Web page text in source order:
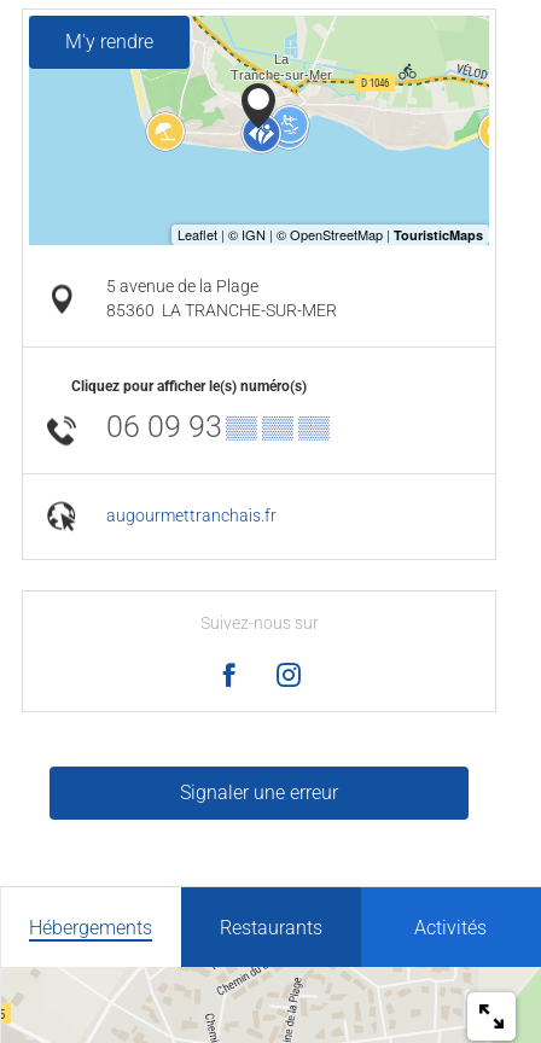
M'y rendre
5 avenue de la Plage
85360 LA TRANCHE-SUR-MER
Cliquez pour afficher le(s) numéro(s)
06 09 93▒▒ ▒▒ ▒▒
augourmettranchais.fr
Suivez-nous sur
Signaler une erreur
Hébergements Restaurants Activités